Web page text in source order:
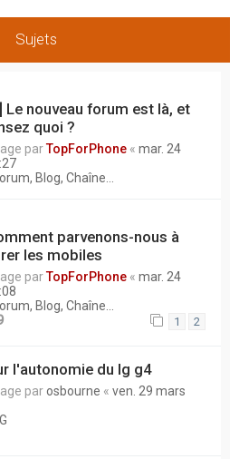
Sujets
Le nouveau forum est là, et
quoi ?
parTopForPhone « mar. 24
Blog, Chaîne...
parvenons-nous à
les mobiles
parTopForPhone « mar. 24
Blog, Chaîne...
1 2
l'autonomie du lg g4
parosbourne « ven. 29 mars
LG